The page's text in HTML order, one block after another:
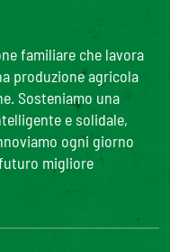
familiare che lavora
produzione agricola
Sosteniamo una
e solidale,
ogni giorno
migliore